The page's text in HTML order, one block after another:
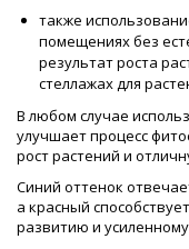
также
помещениях без
результат роста
стеллажах для
В любом случае
улучшает процесс
рост растений и
Синий оттенок
а красный
развитию и